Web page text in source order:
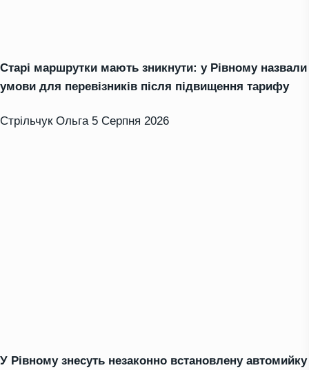
Старі маршрутки мають зникнути: у Рівному назвали
умови для перевізників після підвищення тарифу
Стрільчук Ольга 5 Серпня 2026
У Рівному знесуть незаконно встановлену автомийку